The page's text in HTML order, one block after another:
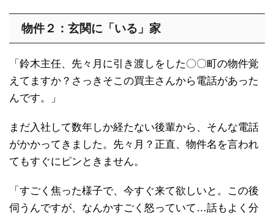
物件２：玄関に「いる」家
「鈴木主任、先々月に引き渡しをした〇〇町の物件覚
えてますか？さっきそこの買主さんから電話があった
んです。」
まだ入社して数年しか経たない後輩から、そんな電話
がかかってきました。先々月？正直、物件名を言われ
てもすぐにピンときません。
「すごく焦った様子で、今すぐ来て欲しいと。この後
伺うんですが、なんかすごく怒っていて…話もよく分